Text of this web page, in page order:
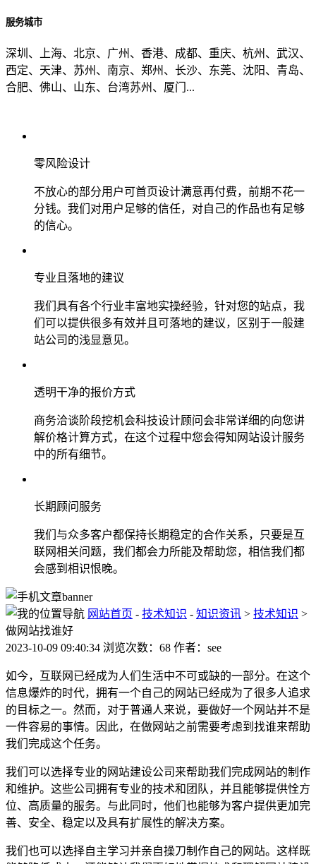
服务城市
深圳、上海、北京、广州、香港、成都、重庆、杭州、武汉、
西定、天津、苏州、南京、郑州、长沙、东莞、沈阳、青岛、
合肥、佛山、山东、台湾苏州、厦门...
零风险设计
不放心的部分用户可首页设计满意再付费，前期不花一
分钱。我们对用户足够的信任，对自己的作品也有足够
的信心。
专业且落地的建议
我们具有各个行业丰富地实操经验，针对您的站点，我
们可以提供很多有效并且可落地的建议，区别于一般建
站公司的浅显意见。
透明干净的报价方式
商务洽谈阶段挖机会科技设计顾问会非常详细的向您讲
解价格计算方式，在这个过程中您会得知网站设计服务
中的所有细节。
长期顾问服务
我们与众多客户都保持长期稳定的合作关系，只要是互
联网相关问题，我们都会力所能及帮助您，相信我们都
会感到相识恨晚。
网站首页 - 技术知识 - 知识资讯 > 技术知识 >
做网站找谁好
2023-10-09 09:40:34 浏览次数：68 作者：see
如今，互联网已经成为人们生活中不可或缺的一部分。在这个
信息爆炸的时代，拥有一个自己的网站已经成为了很多人追求
的目标之一。然而，对于普通人来说，要做好一个网站并不是
一件容易的事情。因此，在做网站之前需要考虑到找谁来帮助
我们完成这个任务。
我们可以选择专业的网站建设公司来帮助我们完成网站的制作
和维护。这些公司拥有专业的技术和团队，并且能够提供恮方
位、高质量的服务。与此同时，他们也能够为客户提供更加完
善、安全、稳定以及具有扩展性的解决方案。
我们也可以选择自主学习并亲自操刀制作自己的网站。这样既